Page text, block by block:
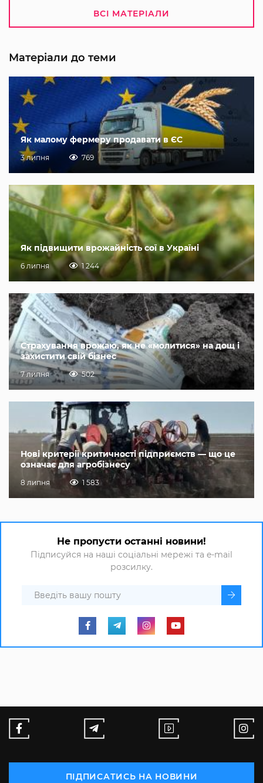
ВСІ МАТЕРІАЛИ
Матеріали до теми
Як малому фермеру продавати в ЄС
3 липня 769
Як підвищити врожайність сої в Україні
6 липня 1 244
Страхування врожаю, як не «молитися» на дощ і
захистити свій бізнес
7 липня 502
Нові критерії критичності підприємств — що це
означає для агробізнесу
8 липня 1 583
Не пропусти останні новини!
Підписуйся на наші соціальні мережі та e-mail
розсилку.
ПІДПИСАТИСЬ НА НОВИНИ